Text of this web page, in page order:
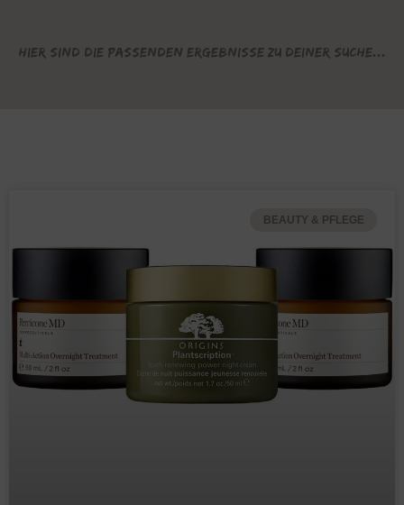
Hier sind die passenden Ergebnisse zu deiner Suche...
BEAUTY & PFLEGE